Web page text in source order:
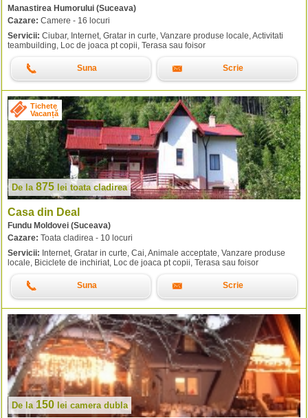
Manastirea Humorului (Suceava)
Cazare: Camere - 16 locuri
Servicii: Ciubar, Internet, Gratar in curte, Vanzare produse locale, Activitati
teambuilding, Loc de joaca pt copii, Terasa sau foisor
Suna Scrie
Tichete
Vacanță
De la 875 lei toata cladirea
Casa din Deal
Fundu Moldovei (Suceava)
Cazare: Toata cladirea - 10 locuri
Servicii: Internet, Gratar in curte, Cai, Animale acceptate, Vanzare produse
locale, Biciclete de inchiriat, Loc de joaca pt copii, Terasa sau foisor
Suna Scrie
De la 150 lei camera dubla